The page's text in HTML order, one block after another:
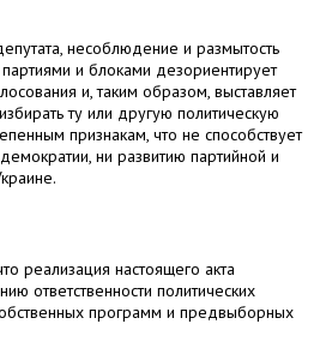
несоблюдение и размытость
и блоками дезориентирует
и, таким образом, выставляет
ту или другую политическую
признакам, что не способствует
ни развитию партийной и
реализация настоящего акта
ответственности политических
программ и предвыборных